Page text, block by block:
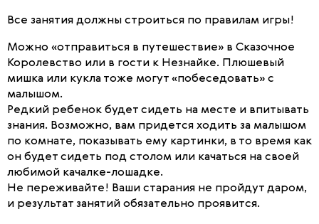
Все занятия должны строиться по правилам игры!
Можно «отправиться в путешествие» в Сказочное
Королевство или в гости к Незнайке. Плюшевый
мишка или кукла тоже могут «побеседовать» с
малышом.
Редкий ребенок будет сидеть на месте и впитывать
знания. Возможно, вам придется ходить за малышом
по комнате, показывать ему картинки, в то время как
он будет сидеть под столом или качаться на своей
любимой качалке-лошадке.
Не переживайте! Ваши старания не пройдут даром,
и результат занятий обязательно проявится.